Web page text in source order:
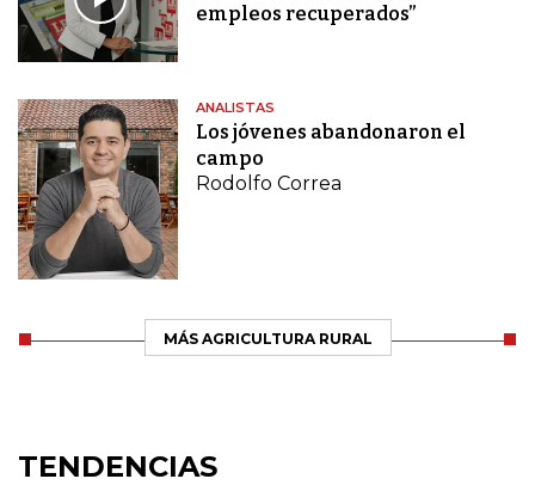
empleos recuperados”
ANALISTAS
Los jóvenes abandonaron el
campo
Rodolfo Correa
MÁS AGRICULTURA RURAL
TENDENCIAS